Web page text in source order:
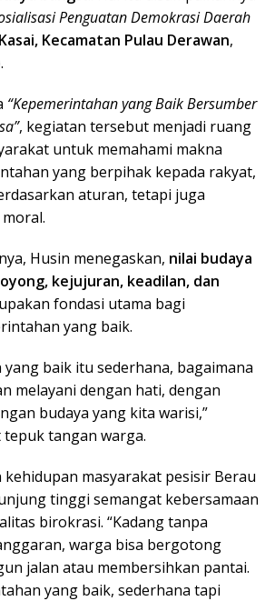
Penguatan Demokrasi Daerah
Kecamatan Pulau Derawan,
“Kepemerintahan yang Baik Bersumber
, kegiatan tersebut menjadi ruang
untuk memahami makna
yang berpihak kepada rakyat,
aturan, tetapi juga
Husin menegaskan, nilai budaya
kejujuran, keadilan, dan
fondasi utama bagi
yang baik.
yang baik itu sederhana, bagaimana
melayani dengan hati, dengan
budaya yang kita warisi,”
tangan warga.
masyarakat pesisir Berau
tinggi semangat kebersamaan
birokrasi. “Kadang tanpa
warga bisa bergotong
jalan atau membersihkan pantai.
yang baik, sederhana tapi